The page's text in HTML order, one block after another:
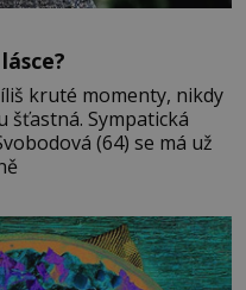
kruté momenty, nikdy
(64) se má už